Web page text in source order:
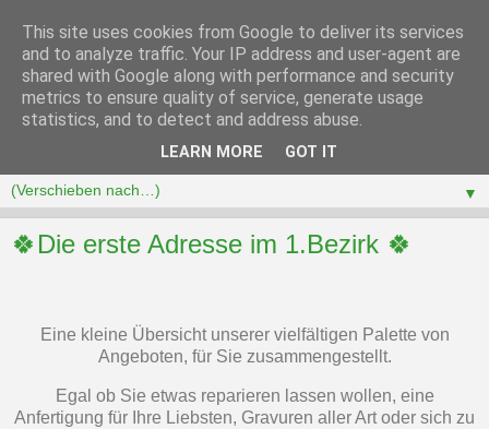
▼
🍀Die erste Adresse im 1.Bezirk 🍀
Eine kleine Übersicht unserer vielfältigen Palette von
Angeboten, für Sie zusammengestellt.
Egal ob Sie etwas reparieren lassen wollen, eine
Anfertigung für Ihre Liebsten, Gravuren aller Art oder sich zu
This site uses cookies from Google to deliver its services
and to analyze traffic. Your IP address and user-agent are
shared with Google along with performance and security
metrics to ensure quality of service, generate usage
statistics, and to detect and address abuse.
LEARN MORE GOT IT